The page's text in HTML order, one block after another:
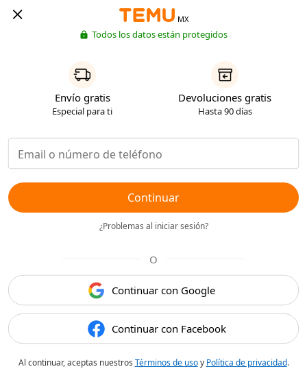
MX
Todos los datos están protegidos
Envío gratis
Especial para ti
Devoluciones gratis
Hasta 90 días
Continuar
¿Problemas al iniciar sesión?
O
Continuar con Google
Continuar con Facebook
Al continuar, aceptas nuestros Términos de usoy Política de privacidad.